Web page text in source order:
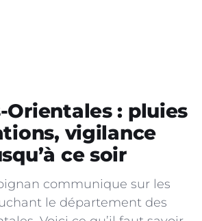
Orientales : pluies
vigilance
ce soir
communique sur les
le département des